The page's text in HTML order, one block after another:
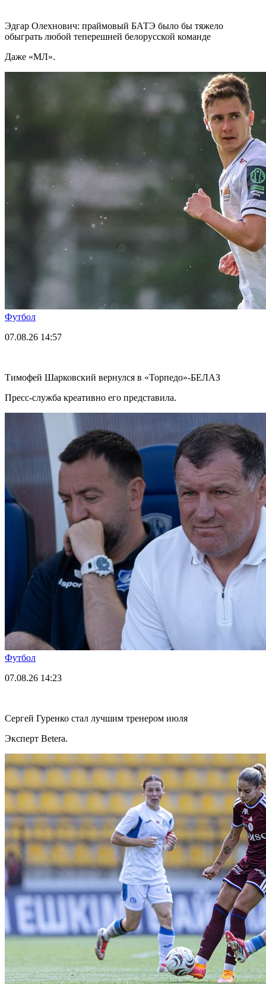
Эдгар Олехнович: праймовый БАТЭ было бы тяжело
обыграть любой теперешней белорусской команде
Даже «МЛ».
Футбол
07.08.26 14:57
Тимофей Шарковский вернулся в «Торпедо»-БЕЛАЗ
Пресс-служба креативно его представила.
Футбол
07.08.26 14:23
Сергей Гуренко стал лучшим тренером июля
Эксперт Betera.